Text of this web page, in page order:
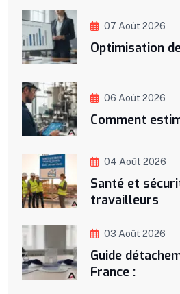
07 Août 2026
Optimisation
06 Août 2026
Comment
04 Août 2026
Santé et
travailleurs
03 Août 2026
Guide
France :